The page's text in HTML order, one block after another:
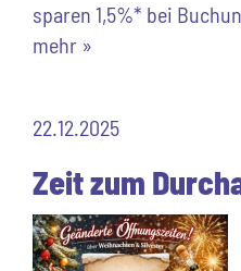
sparen 1,5%* bei
mehr »
22.12.2025
Zeit zum